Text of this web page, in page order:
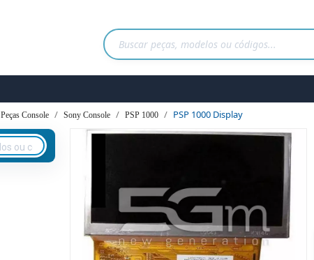
Peças Console Sony Console PSP 1000 PSP 1000 Display